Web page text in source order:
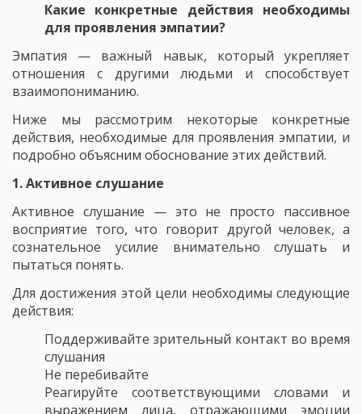
Какие конкретные действия необходимы
для проявления эмпатии?
Эмпатия — важный навык, который укрепляет
отношения с другими людьми и способствует
взаимопониманию.
Ниже мы рассмотрим некоторые конкретные
действия, необходимые для проявления эмпатии, и
подробно объясним обоснование этих действий.
1. Активное слушание
Активное слушание — это не просто пассивное
восприятие того, что говорит другой человек, а
сознательное усилие внимательно слушать и
пытаться понять.
Для достижения этой цели необходимы следующие
действия:
Поддерживайте зрительный контакт во время
слушания
Не перебивайте
Реагируйте соответствующими словами и
выражением лица, отражающими эмоции